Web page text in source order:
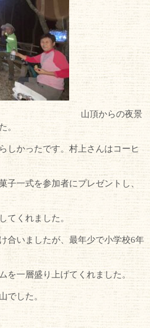
山頂からの夜景
。
しかったです。村上さんはコーヒ
子一式を参加者にプレゼントし、
てくれました。
合いましたが、最年少で小学校6年
を一層盛り上げてくれました。
でした。